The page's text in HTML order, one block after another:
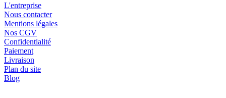
L'entreprise
Nous contacter
Mentions légales
Nos CGV
Confidentialité
Paiement
Livraison
Plan du site
Blog